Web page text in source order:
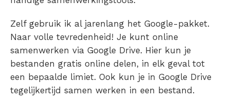
Zelf gebruik ik al jarenlang het Google-pakket.
Naar volle tevredenheid! Je kunt online
samenwerken via Google Drive. Hier kun je
bestanden gratis online delen, in elk geval tot
een bepaalde limiet. Ook kun je in Google Drive
tegelijkertijd samen werken in een bestand .